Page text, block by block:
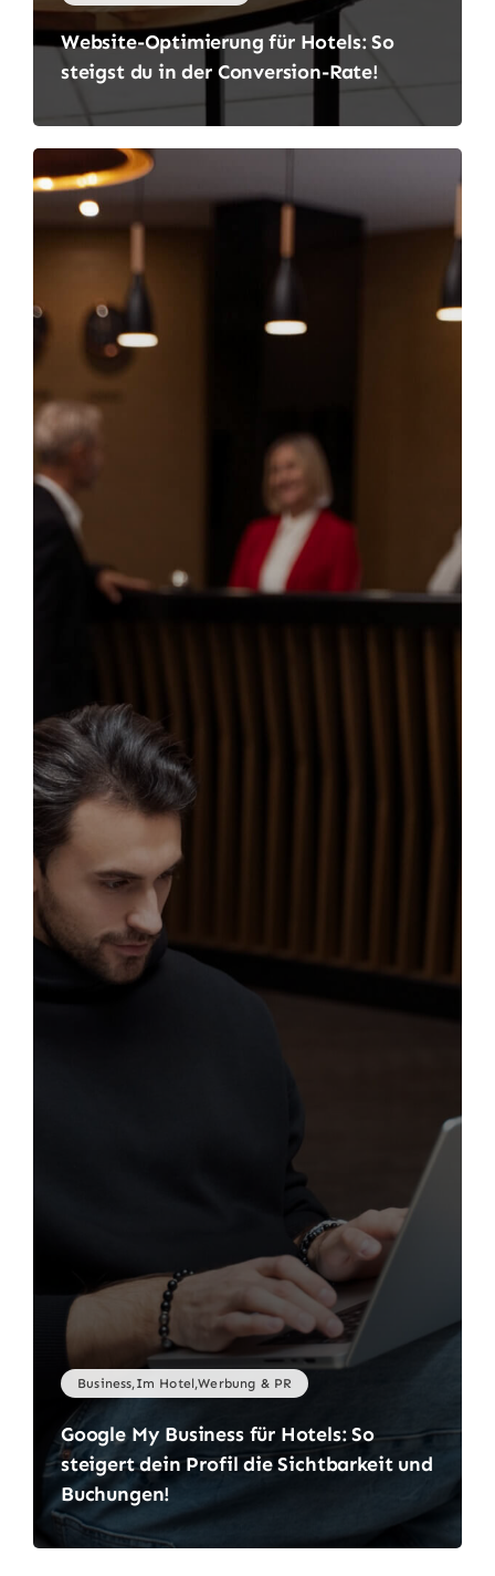
Website-Optimierung für Hotels: So
steigst du in der Conversion-Rate!
Business,Im Hotel,Werbung & PR
Google My Business für Hotels: So
steigert dein Profil die Sichtbarkeit und
Buchungen!
Druckprodukte
Werbeartikel
Werbetechnik